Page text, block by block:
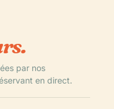
par nos
en direct.